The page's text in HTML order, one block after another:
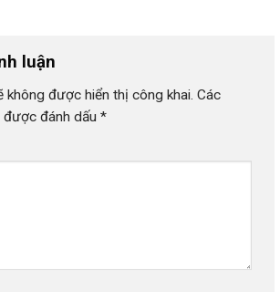
luận
không được hiển thị công khai. Các
đánh dấu *